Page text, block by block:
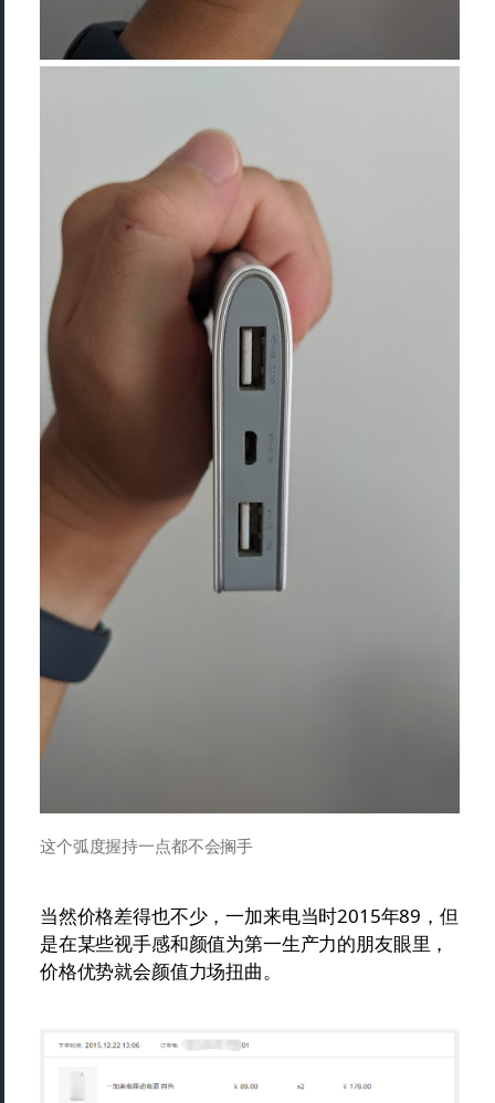
这个弧度握持一点都不会搁手
当然价格差得也不少，一加来电当时2015年89，但
是在某些视手感和颜值为第一生产力的朋友眼里，
价格优势就会颜值力场扭曲。